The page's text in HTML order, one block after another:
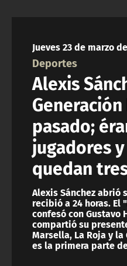
ACTUALIDAD Y TENDENCIAS
CORPORATIVO Y
CANAL DE DENUNCIAS
ÁREA DE PROYECTOS
Jueves 23 de marzo
Deportes
Alexis
pasado;
jugadores
quedan
Alexis Sánchez abrió
recibió a 24 horas.
confesó con Gustavo
compartió su
Marsella, La Roja y la
es la primera parte